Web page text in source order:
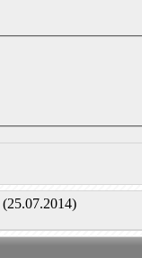
(25.07.2014)